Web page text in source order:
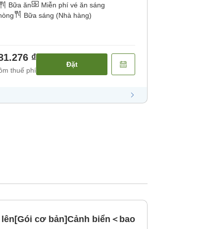
Bữa ăn
Miễn phí vé ăn sáng
Bữa sáng (Nhà hàng)
₫
thuế phí
Đặt
cơ bản]Cảnh biển＜bao